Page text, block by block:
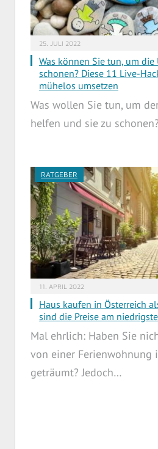
25. JULI 2022
Was können Sie tun, um die
schonen? Diese 11 Live-
mühelos umsetzen
Was wollen Sie tun, um
helfen und sie zu
RATGEBER
11. APRIL 2022
Haus kaufen in Österreich
sind die Preise am
Mal ehrlich: Haben Sie
von einer Ferienwohnung
geträumt? Jedoch…